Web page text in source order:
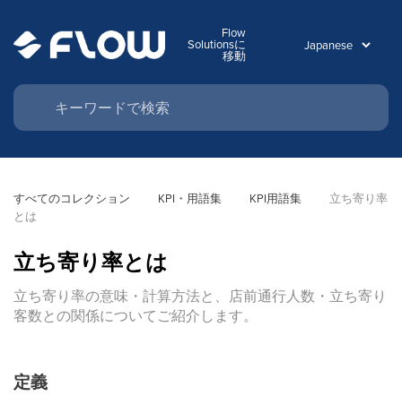
Flow
Solutionsに
移動
すべてのコレクション KPI・用語集 KPI用語集
立ち寄り率
とは
立ち寄り率とは
立ち寄り率の意味・計算方法と、店前通行人数・立ち寄り
客数との関係についてご紹介します。
定義